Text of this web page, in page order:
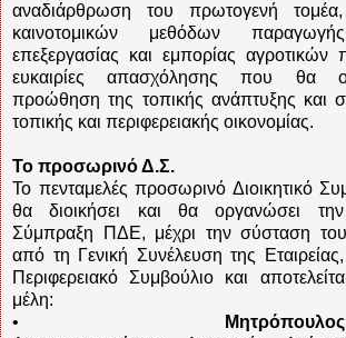
αναδιάρθρωση του πρωτογενή
καινοτομικών μεθόδων
επεξεργασίας και εμπορίας αγροτικών
ευκαιρίες απασχόλησης που θα
προώθηση της τοπικής ανάπτυξης και
τοπικής και περιφερειακής οικονομίας.
Το προσωρινό Δ.Σ.
Το πενταμελές προσωρινό Διοικητικό
θα διοικήσει και θα οργανώσει την
Σύμπραξη ΠΔΕ, μέχρι την σύσταση
από τη Γενική Συνέλευση της
Περιφερειακό Συμβούλιο και
μέλη:
•